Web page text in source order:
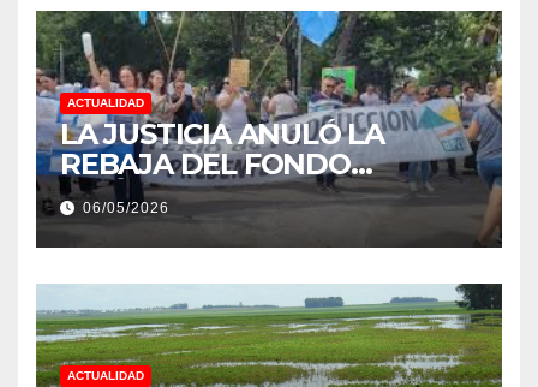
ACTUALIDAD
LA JUSTICIA ANULÓ LA
REBAJA DEL FONDO
ESTÍMULO A EMPLEADOS DE
PRODUCCIÓN DE LA
PROVINCIA DEL CHACO
06/05/2026
ACTUALIDAD